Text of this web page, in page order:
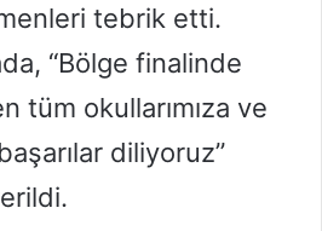
tebrik etti.
“Bölge finalinde
tüm okullarımıza ve
diliyoruz”